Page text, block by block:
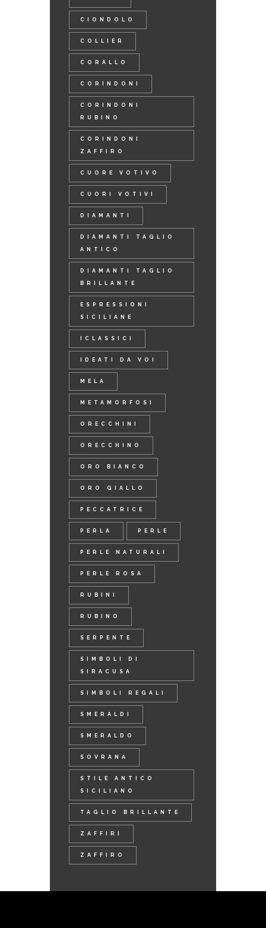
CIONDOLO
COLLIER
CORALLO
CORINDONI
CORINDONI
RUBINO
CORINDONI
ZAFFIRO
CUORE VOTIVO
CUORI VOTIVI
DIAMANTI
DIAMANTI TAGLIO
ANTICO
DIAMANTI TAGLIO
BRILLANTE
ESPRESSIONI
SICILIANE
ICLASSICI
IDEATI DA VOI
MELA
METAMORFOSI
ORECCHINI
ORECCHINO
ORO BIANCO
ORO GIALLO
PECCATRICE
PERLA PERLE
PERLE NATURALI
PERLE ROSA
RUBINI
RUBINO
SERPENTE
SIMBOLI DI
SIRACUSA
SIMBOLI REGALI
SMERALDI
SMERALDO
SOVRANA
STILE ANTICO
SICILIANO
TAGLIO BRILLANTE
ZAFFIRI
ZAFFIRO